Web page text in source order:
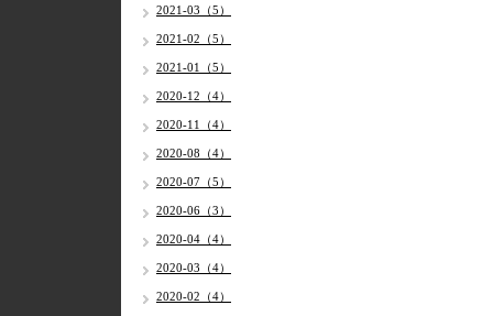
2021-03（5）
2021-02（5）
2021-01（5）
2020-12（4）
2020-11（4）
2020-08（4）
2020-07（5）
2020-06（3）
2020-04（4）
2020-03（4）
2020-02（4）